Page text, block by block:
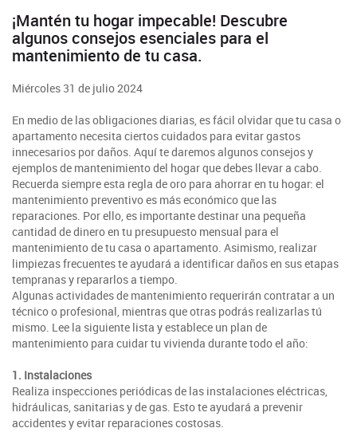
¡Mantén tu hogar impecable! Descubre
algunos consejos esenciales para el
mantenimiento de tu casa.
Miércoles 31 de julio 2024
En medio de las obligaciones diarias, es fácil olvidar que tu casa o
apartamento necesita ciertos cuidados para evitar gastos
innecesarios por daños. Aquí te daremos algunos consejos y
ejemplos de mantenimiento del hogar que debes llevar a cabo.
Recuerda siempre esta regla de oro para ahorrar en tu hogar: el
mantenimiento preventivo es más económico que las
reparaciones. Por ello, es importante destinar una pequeña
cantidad de dinero en tu presupuesto mensual para el
mantenimiento de tu casa o apartamento. Asimismo, realizar
limpiezas frecuentes te ayudará a identificar daños en sus etapas
tempranas y repararlos a tiempo.
Algunas actividades de mantenimiento requerirán contratar a un
técnico o profesional, mientras que otras podrás realizarlas tú
mismo. Lee la siguiente lista y establece un plan de
mantenimiento para cuidar tu vivienda durante todo el año:
1. Instalaciones
Realiza inspecciones periódicas de las instalaciones eléctricas,
hidráulicas, sanitarias y de gas. Esto te ayudará a prevenir
accidentes y evitar reparaciones costosas.